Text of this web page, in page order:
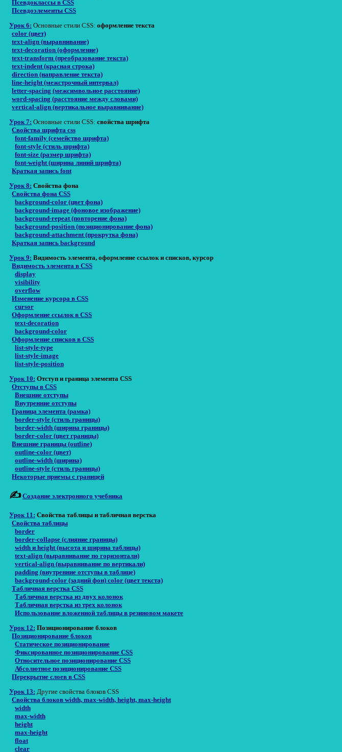
Псевдоклассы в CSS
Псевдоэлементы CSS
Урок 6: Основные стили CSS: оформление текста
color (цвет)
text-align (выравнивание)
text-decoration (оформление)
text-transform (преобразование текста)
text-indent (красная строка)
direction (направление текста)
line-height (межстрочный интервал)
letter-spacing (межсимвольное расстояние)
word-spacing (расстояние между словами)
vertical-align (вертикальное выравнивание)
Урок 7: Основные стили CSS: свойства шрифта
Свойства шрифта css
font-family (семейство шрифта)
font-style (стиль шрифта)
font-size (размер шрифта)
font-weight (ширина линий шрифта)
Краткая запись font
Урок 8: Свойства фона
Свойства фона CSS
background-color (цвет фона)
background-image (фоновое изображение)
background-repeat (повторение фона)
background-position (позиционирование фона)
background-attachment (прокрутка фона)
Краткая запись background
Урок 9: Видимость элемента, оформление ссылок и списков, курсор
Видимость элемента в CSS
display
visibility
overflow
Изменение курсора в CSS
cursor
Оформление ссылок в CSS
text-decoration
background-color
Оформление списков в CSS
list-style-type
list-style-image
list-style-position
Урок 10: Отступ и граница элемента CSS
Отступы в CSS
Внешние отступы
Внутренние отступы
Граница элемента (рамка)
border-style (стиль границы)
border-width (ширина границы)
border-color (цвет границы)
Внешние границы (outline)
outline-color (цвет)
outline-width (ширина)
outline-style (стиль границы)
Некоторые приемы с границей
✍ Создание электронного учебника
Урок 11: Свойства таблицы и табличная верстка
Свойства таблицы
border
border-collapse (слияние границы)
width и height (высота и ширина таблицы)
text-align (выравнивание по горизонтали)
vertical-align (выравнивание по вертикали)
padding (внутренние отступы в таблице)
background-color (задний фон) color (цвет текста)
Табличная верстка CSS
Табличная верстка из двух колонок
Табличная верстка из трех колонок
Использование вложенной таблицы в резиновом макете
Урок 12: Позиционирование блоков
Позиционирование блоков
Статическое позиционирование
Фиксированное позиционирование CSS
Относительное позиционирование CSS
Абсолютное позиционирование CSS
Перекрытие слоев в CSS
Урок 13: Другие свойства блоков CSS
Свойства блоков width, max-width, height, max-height
width
max-width
height
max-height
float
clear